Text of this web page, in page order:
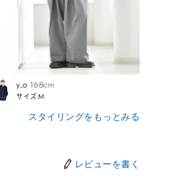
y_o 168cm
サイズ:M
スタイリングをもっとみる
レビューを書く